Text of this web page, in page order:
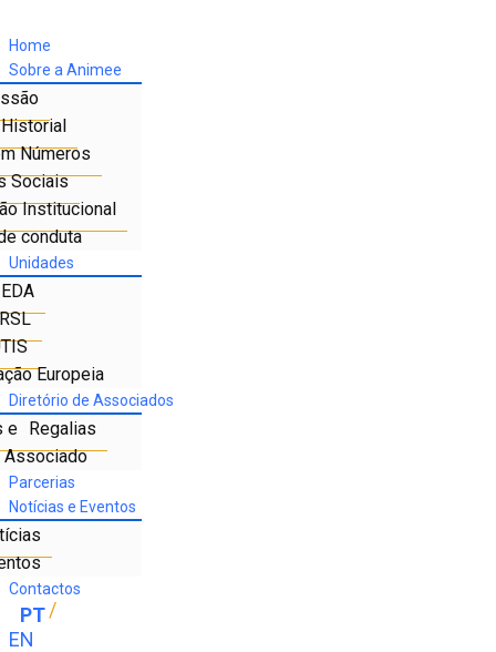
Home
Sobre a Animee
Números
Sociais
Institucional
conduta
Unidades
Europeia
Diretório de Associados
e Regalias
Associado
Parcerias
Notícias e Eventos
Contactos